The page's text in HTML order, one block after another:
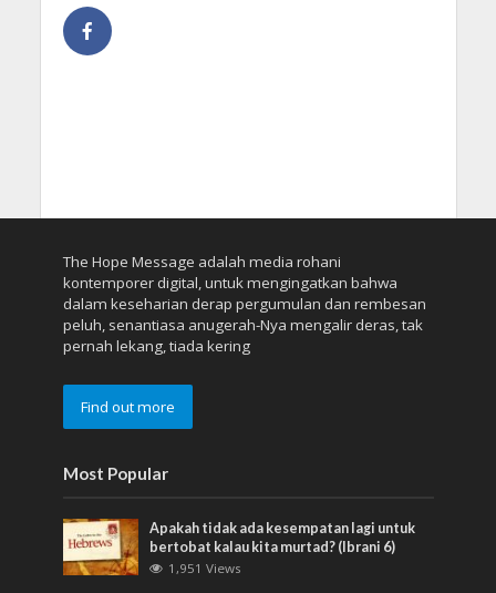
The Hope Message adalah media rohani
kontemporer digital, untuk mengingatkan bahwa
dalam keseharian derap pergumulan dan rembesan
peluh, senantiasa anugerah-Nya mengalir deras, tak
pernah lekang, tiada kering
Find out more
Most Popular
Apakah tidak ada kesempatan lagi untuk
bertobat kalau kita murtad? (Ibrani 6)
1,951 Views